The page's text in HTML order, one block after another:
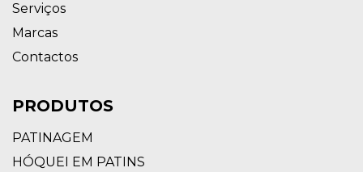
Serviços
Marcas
Contactos
PRODUTOS
PATINAGEM
HÓQUEI EM PATINS